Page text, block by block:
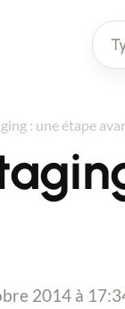
: une étape
2014 à